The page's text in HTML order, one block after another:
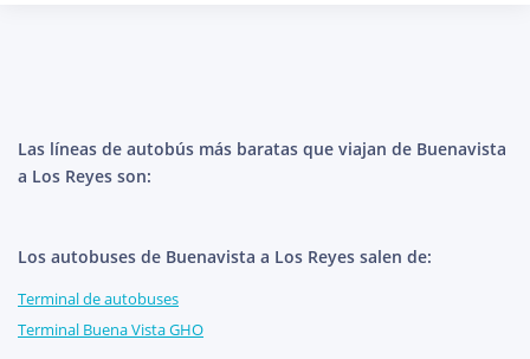
Las líneas de autobús más baratas que viajan de Buenavista
a Los Reyes son:
Los autobuses de Buenavista a Los Reyes salen de:
Terminal de autobuses
Terminal Buena Vista GHO